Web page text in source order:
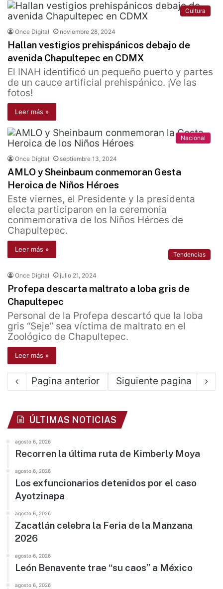
Cultura
Once Digital noviembre 28, 2024
Hallan vestigios prehispánicos debajo de
avenida Chapultepec en CDMX
El INAH identificó un pequeño puerto y partes
de un cauce artificial prehispánico. ¡Ve las
fotos!
Leer más »
Nacional
Once Digital septiembre 13, 2024
AMLO y Sheinbaum conmemoran Gesta
Heroica de Niños Héroes
Este viernes, el Presidente y la presidenta
electa participaron en la ceremonia
conmemorativa de los Niños Héroes de
Chapultepec.
Leer más »
Tendencias
Once Digital julio 21, 2024
Profepa descarta maltrato a loba gris de
Chapultepec
Personal de la Profepa descartó que la loba
gris “Seje” sea víctima de maltrato en el
Zoológico de Chapultepec.
Leer más »
Pagina anterior Siguiente pagina
ÚLTIMAS NOTICIAS
agosto 6, 2026
Recorren la última ruta de Kimberly Moya
agosto 6, 2026
Los exfuncionarios detenidos por el caso
Ayotzinapa
agosto 6, 2026
Zacatlán celebra la Feria de la Manzana
2026
agosto 6, 2026
León Benavente trae “su caos” a México
agosto 6, 2026